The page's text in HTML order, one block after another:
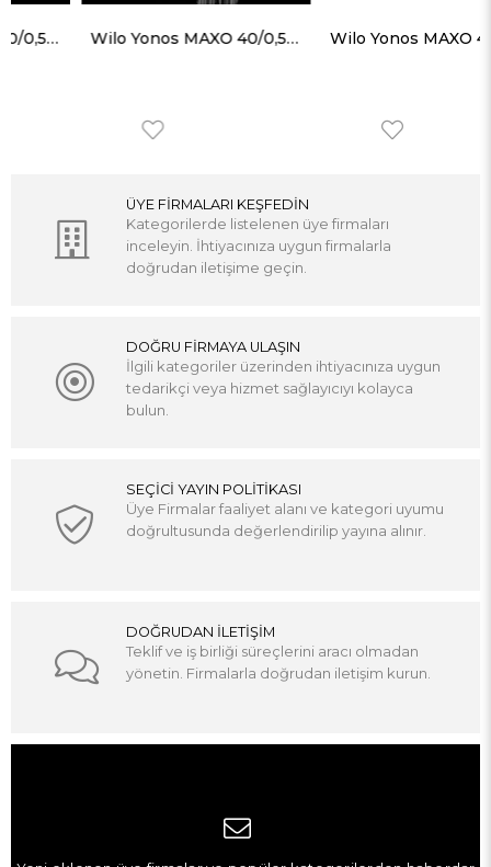
Wilo Yonos MAXO 40/0,5-12 Frekans Konvertörlü Sirkülasyon Pompası 13 mss 24,8 m³/h Wilo Yonos MAXO 40/0,5-16 Frekans Konvertörlü Sirkülasyon Pompası 17.5 mss 28.5 m³/h
ÜYE FİRMALARI KEŞFEDİN
Kategorilerde listelenen üye firmaları
inceleyin. İhtiyacınıza uygun firmalarla
doğrudan iletişime geçin.
DOĞRU FİRMAYA ULAŞIN
İlgili kategoriler üzerinden ihtiyacınıza uygun
tedarikçi veya hizmet sağlayıcıyı kolayca
bulun.
SEÇİCİ YAYIN POLİTİKASI
Üye Firmalar faaliyet alanı ve kategori uyumu
doğrultusunda değerlendirilip yayına alınır.
DOĞRUDAN İLETİŞİM
Teklif ve iş birliği süreçlerini aracı olmadan
yönetin. Firmalarla doğrudan iletişim kurun.